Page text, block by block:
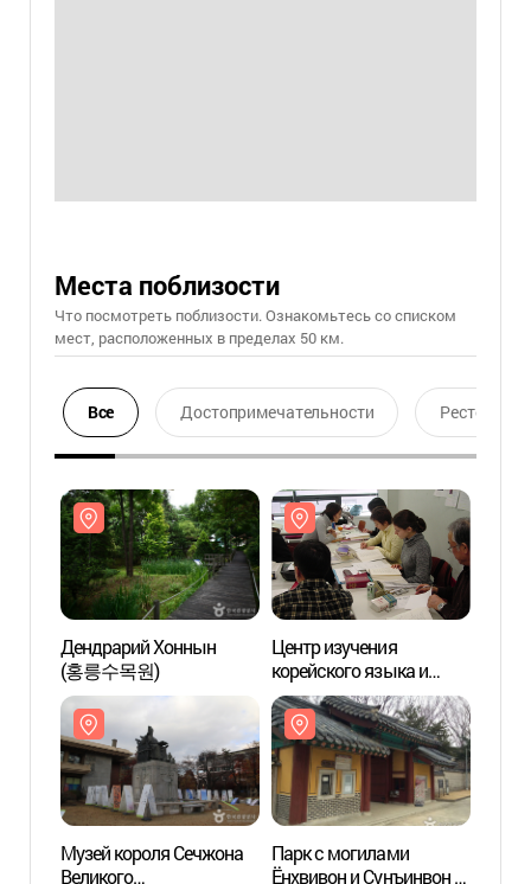
Места поблизости
Что посмотреть поблизости. Ознакомьтесь со списком
мест, расположенных в пределах 50 км.
Все Достопримечательности Ресторан
Дендрарий Хоннын
(홍릉수목원)
Центр изучения
корейского языка и
культуры университета
Корё (고려대학교
한국어문화교육센터)
Музей короля Сечжона
Великого
Парк с могилами
Ёнхвивон и Сунъинвон в